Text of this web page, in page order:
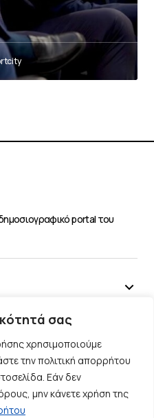
σας
χρησιμοποιούμε
την πολιτική απορρήτου
Εάν δεν
μην κάνετε χρήση της
portal του